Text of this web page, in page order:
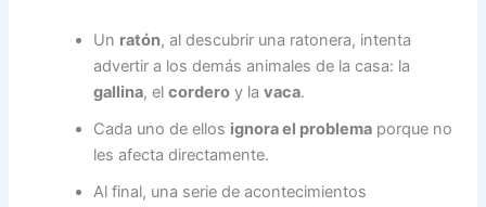
Un ratón, al descubrir una ratonera, intenta
advertir a los demás animales de la casa: la
gallina, elcordero y lavaca.
Cada uno de ellos ignora el problema porque no
les afecta directamente.
Al final, una serie de acontecimientos